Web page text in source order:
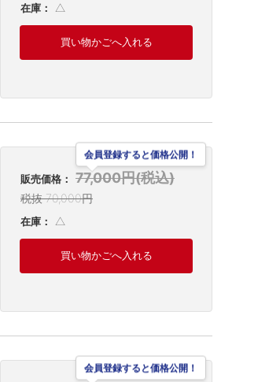
在庫： △
買い物かごへ入れる
販売価格： 77,000円(税込)
会員登録すると価格公開！
税抜 70,000円
在庫： △
買い物かごへ入れる
会員登録すると価格公開！